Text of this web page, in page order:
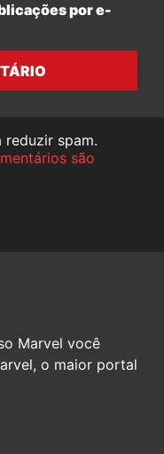
por e-
spam.
são
Marvel você
o maior portal